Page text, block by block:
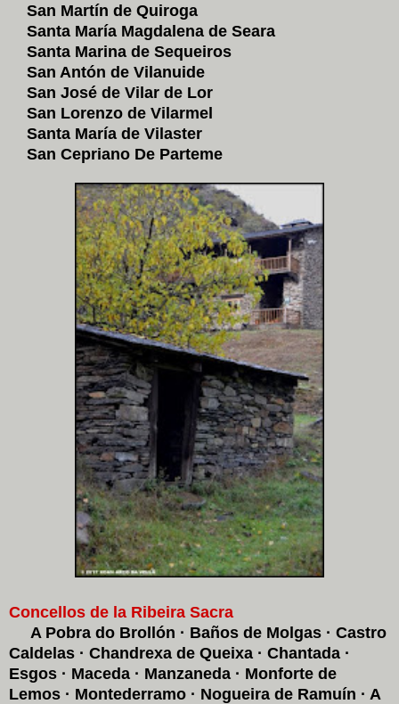
San Martín de Quiroga
Santa María Magdalena de Seara
Santa Marina de Sequeiros
San Antón de Vilanuide
San José de Vilar de Lor
San Lorenzo de Vilarmel
Santa María de Vilaster
San Cepriano De Parteme
Concellos de la Ribeira Sacra
A Pobra do Brollón · Baños de Molgas · Castro
Caldelas · Chandrexa de Queixa · Chantada ·
Esgos · Maceda · Manzaneda · Monforte de
Lemos · Montederramo · Nogueira de Ramuín · A